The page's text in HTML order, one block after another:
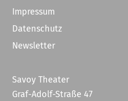
Impressum
Datenschutz
Newsletter
Savoy Theater
Graf-Adolf-Straße 47